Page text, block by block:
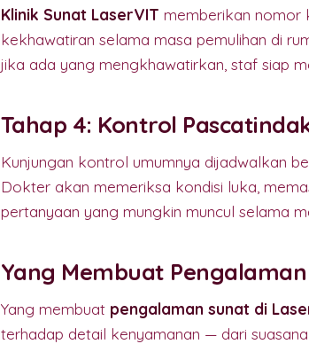
Klinik Sunat LaserVIT memberikan nomor
kekhawatiran selama masa pemulihan di
jika ada yang mengkhawatirkan, staf siap
Tahap 4: Kontrol
Kunjungan kontrol umumnya dijadwalkan
Dokter akan memeriksa kondisi luka,
pertanyaan yang mungkin muncul selama
Yang Membuat
Yang membuat pengalaman sunat di
terhadap detail kenyamanan — dari